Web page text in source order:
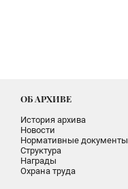
ОБ АРХИВЕ
История архива
Новости
Нормативные документы
Структура
Награды
Охрана труда